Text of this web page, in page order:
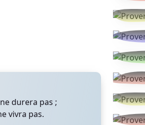
durera pas ;
vivra pas.